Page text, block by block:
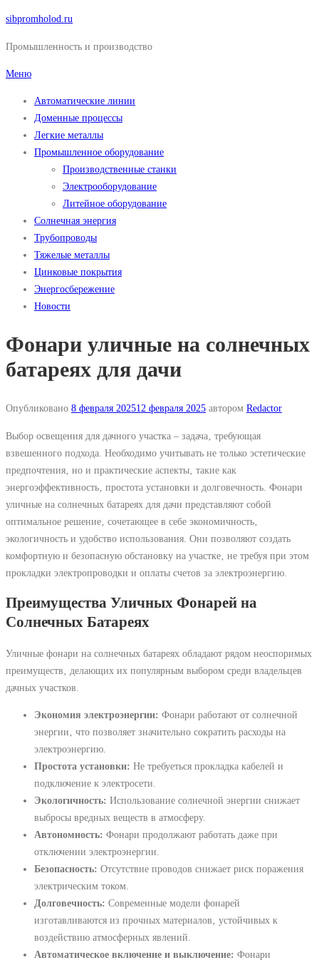
Перейти
содержимому
sibpromholod.ru
Промышленность и производство
Меню
Автоматические линии
Доменные процессы
Легкие металлы
Промышленное оборудование
Производственные станки
Электрооборудование
Литейное оборудование
Солнечная энергия
Трубопроводы
Тяжелые металлы
Цинковые покрытия
Энергосбережение
Новости
Фонари уличные на солнечных
батареях для дачи
Опубликовано 8 февраля 202512 февраля 2025 автором Redactor
Выбор освещения для дачного участка – задача‚ требующая
взвешенного подхода. Необходимо учитывать не только эстетические
предпочтения‚ но и практические аспекты‚ такие как
энергоэффективность‚ простота установки и долговечность. Фонари
уличные на солнечных батареях для дачи представляют собой
оптимальное решение‚ сочетающее в себе экономичность‚
экологичность и удобство использования. Они позволяют создать
комфортную и безопасную обстановку на участке‚ не требуя при этом
прокладки электропроводки и оплаты счетов за электроэнергию.
Преимущества Уличных Фонарей на
Солнечных Батареях
Уличные фонари на солнечных батареях обладают рядом неоспоримых
преимуществ‚ делающих их популярным выбором среди владельцев
дачных участков.
Экономия электроэнергии: Фонари работают от солнечной
энергии‚ что позволяет значительно сократить расходы на
электроэнергию.
Простота установки: Не требуеться прокладка кабелей и
подключение к электросети.
Экологичность: Использование солнечной энергии снижает
выбросы вредных веществ в атмосферу.
Автономность: Фонари продолжают работать даже при
отключении электроэнергии.
Безопасность: Отсутствие проводов снижает риск поражения
электрическим током.
Долговечность: Современные модели фонарей
изготавливаются из прочных материалов‚ устойчивых к
воздействию атмосферных явлений.
Автоматическое включение и выключение: Фонари